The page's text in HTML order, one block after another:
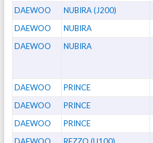
DAEWOO NUBIRA (J200)
DAEWOO NUBIRA
DAEWOO NUBIRA
DAEWOO PRINCE
DAEWOO PRINCE
DAEWOO PRINCE
DAEWOO REZZO (U100)